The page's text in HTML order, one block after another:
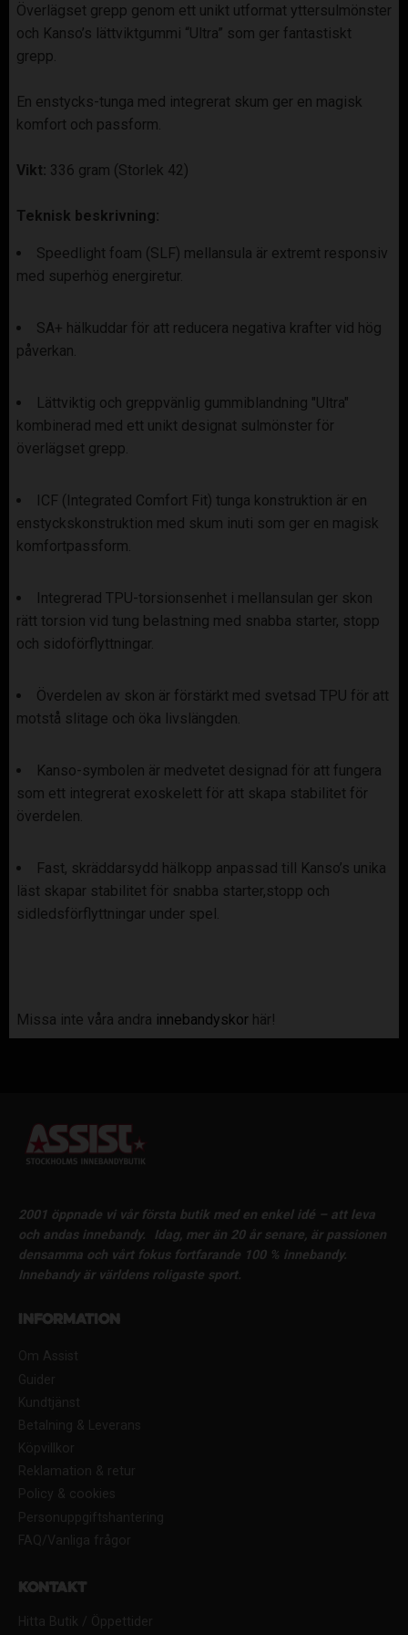
Överlägset grepp genom ett unikt utformat yttersulmönster
och Kanso’s lättviktgummi “Ultra” som ger fantastiskt
grepp.
En enstycks-tunga med integrerat skum ger en magisk
komfort och passform.
Vikt: 336 gram (Storlek 42)
Teknisk beskrivning:
Speedlight foam (SLF) mellansula är extremt responsiv
med superhög energiretur.
SA+ hälkuddar för att reducera negativa krafter vid hög
påverkan.
Lättviktig och greppvänlig gummiblandning "Ultra"
kombinerad med ett unikt designat sulmönster för
överlägset grepp.
ICF (Integrated Comfort Fit) tunga konstruktion är en
enstyckskonstruktion med skum inuti som ger en magisk
komfortpassform.
Integrerad TPU-torsionsenhet i mellansulan ger skon
rätt torsion vid tung belastning med snabba starter, stopp
och sidoförflyttningar.
Överdelen av skon är förstärkt med svetsad TPU för att
motstå slitage och öka livslängden.
Kanso-symbolen är medvetet designad för att fungera
som ett integrerat exoskelett för att skapa stabilitet för
överdelen.
Fast, skräddarsydd hälkopp anpassad till Kanso’s unika
läst skapar stabilitet för snabba starter,stopp och
sidledsförflyttningar under spel.
Missa inte våra andra innebandyskor här!
2001 öppnade vi vår första butik med en enkel idé – att leva
och andas innebandy.
Idag, mer än 20 år senare, är passionen
densamma och vårt fokus fortfarande 100 % innebandy.
Innebandy är världens roligaste sport.
Information
Om Assist
Guider
Kundtjänst
Betalning & Leverans
Köpvillkor
Reklamation & retur
Policy & cookies
Personuppgiftshantering
FAQ/Vanliga frågor
Kontakt
Hitta Butik / Öppettider